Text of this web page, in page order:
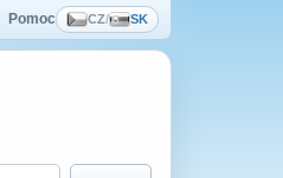
Pomoc CZ/ SK